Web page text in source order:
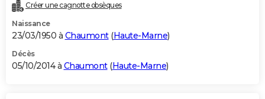
Créer une cagnotte obsèques
Naissance
23/03/1950 à Chaumont(Haute-Marne)
Décès
05/10/2014 à Chaumont(Haute-Marne)